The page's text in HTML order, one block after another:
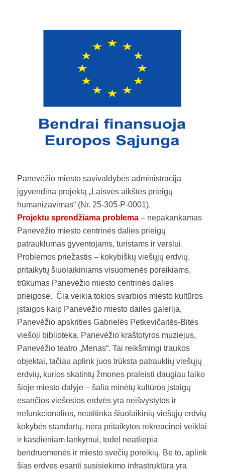
Panevėžio miesto savivaldybės administracija
įgyvendina projektą „Laisvės aikštės prieigų
humanizavimas“ (Nr. 25-305-P-0001).
Projektu sprendžiama problema– nepakankamas
Panevėžio miesto centrinės dalies prieigų
patrauklumas gyventojams, turistams ir verslui.
Problemos priežastis – kokybiškų viešųjų erdvių,
pritaikytų šiuolaikiniams visuomenės poreikiams,
trūkumas Panevėžio miesto centrinės dalies
prieigose. Čia veikia tokios svarbios miesto kultūros
įstaigos kaip Panevėžio miesto dailės galerija,
Panevėžio apskrities Gabrielės Petkevičaitės-Bitės
viešoji biblioteka, Panevėžio kraštotyros muziejus,
Panevėžio teatro „Menas“. Tai reikšmingi traukos
objektai, tačiau aplink juos trūksta patrauklių viešųjų
erdvių, kurios skatintų žmones praleisti daugiau laiko
šioje miesto dalyje – šalia minėtų kultūros įstaigų
esančios viešosios erdvės yra neišvystytos ir
nefunkcionalios, neatitinka šiuolaikinių viešųjų erdvių
kokybės standartų, nėra pritaikytos rekreacinei veiklai
ir kasdieniam lankymui, todėl neatliepia
bendruomenės ir miesto svečių poreikių. Be to, aplink
šias erdves esanti susisiekimo infrastruktūra yra